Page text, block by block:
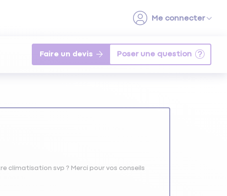
Faire un devis
climatisation svp ? Merci pour vos conseils